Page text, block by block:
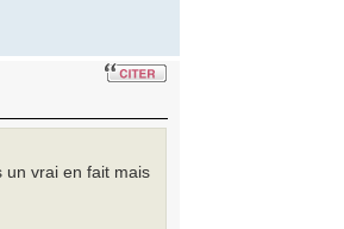
un vrai en fait mais